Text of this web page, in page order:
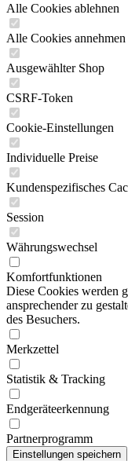
Alle Cookies ablehnen
Alle Cookies annehmen
Ausgewählter Shop
CSRF-Token
Cookie-Einstellungen
Individuelle Preise
Kundenspezifisches
Session
Währungswechsel
Komfortfunktionen
Diese Cookies werden
ansprechender zu
des Besuchers.
Merkzettel
Statistik & Tracking
Endgeräteerkennung
Partnerprogramm